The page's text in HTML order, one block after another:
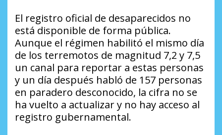
El registro oficial de desaparecidos no
está disponible de forma pública.
Aunque el régimen habilitó el mismo día
de los terremotos de magnitud 7,2 y 7,5
un canal para reportar a estas personas
y un día después habló de 157 personas
en paradero desconocido, la cifra no se
ha vuelto a actualizar y no hay acceso al
registro gubernamental.